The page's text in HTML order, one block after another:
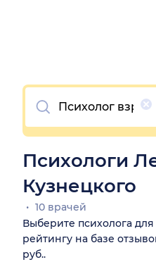
Очистить
Психологи
Кузнецкого
10 врачей
Выберите психолога
рейтингу на базе
руб..